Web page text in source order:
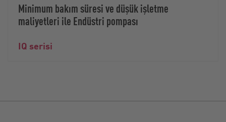
Minimum bakım süresi ve düşük işletme
maliyetleri ile Endüstri pompası
IQ serisi